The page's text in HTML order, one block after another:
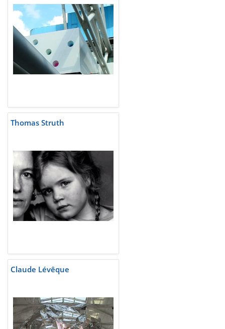
Thomas Struth
Claude Lévêque